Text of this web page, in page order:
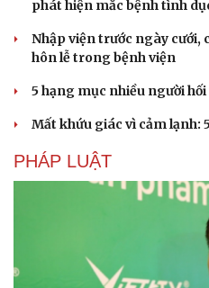
phát hiện mắc bệnh tình
Nhập viện trước ngày cưới,
hôn lễ trong bệnh viện
5 hạng mục nhiều người
Mất khứu giác vì cảm lạnh:
PHÁP LUẬT